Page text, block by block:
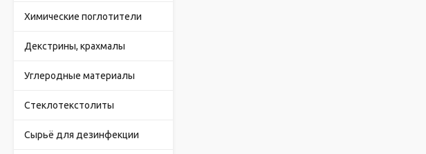
Химические поглотители
Декстрины, крахмалы
Углеродные материалы
Стеклотекстолиты
Сырьё для дезинфекции